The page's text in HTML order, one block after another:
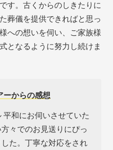
す。古くからのしきたりに
葬儀を提供できればと思っ
への想いを伺い、ご家族様
となるように努力し続けま
ーからの感想
和にお伺いさせていた
々でのお見送りにぴっ
た。丁寧な対応をされ